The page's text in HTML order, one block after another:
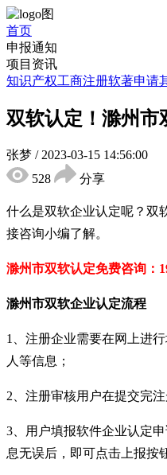
首页
申报通知
项目资讯
知识产权工商注册软著申请
双软认定！滁州市
张梦 / 2023-03-15 14:56:00
528
分享
什么是双软企业认定呢？双
接咨询小编了解。
滁州市双软认定免费咨询：
滁州市双软企业认定流程
1
、注册企业需要在网上进
人等信息；
2 、注册审核用户在提交完
3 、用户填报软件企业认定
息无误后，即可点击上报按